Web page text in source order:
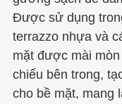
Được sử dụng
terrazzo nhựa và
mặt được mài
chiếu bên trong,
cho bề mặt, mang